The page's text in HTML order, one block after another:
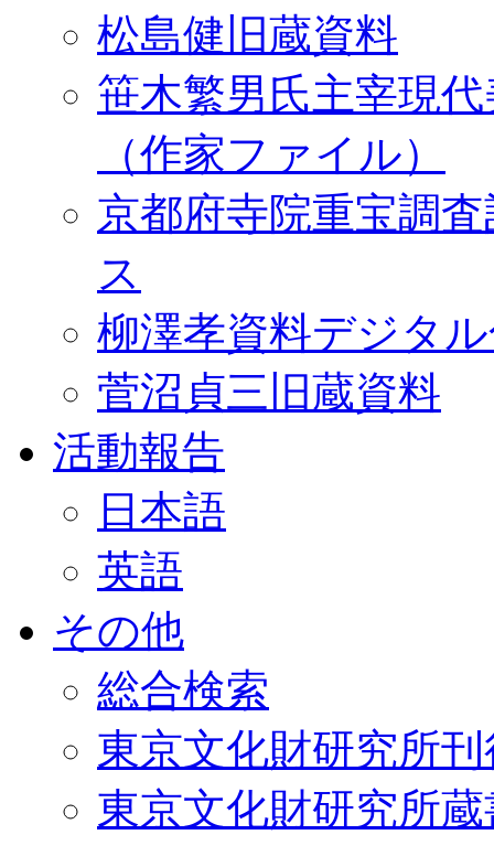
松島健旧蔵資料
笹木繁男氏主宰現
（作家ファイル）
京都府寺院重宝調
ス
柳澤孝資料デジタ
菅沼貞三旧蔵資料
活動報告
日本語
英語
その他
総合検索
東京文化財研究所
東京文化財研究所